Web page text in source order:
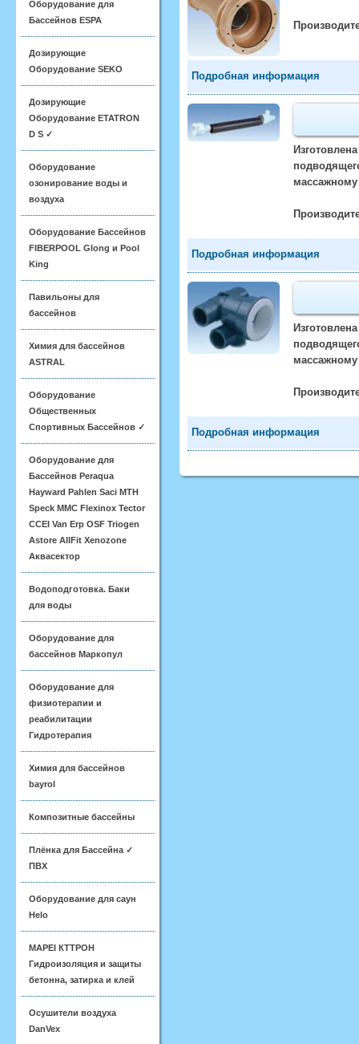
Оборудование для
Бассейнов ESPA
Дозирующие
Оборудование SEKO
Дозирующие
Оборудование ETATRON
D S ✓
Оборудование
озонирование воды и
воздуха
Оборудование Бассейнов
FIBERPOOL Glong и Pool
King
Павильоны для
бассейнов
Химия для бассейнов
ASTRAL
Оборудование
Общественных
Спортивных Бассейнов ✓
Оборудование для
Бассейнов Peraqua
Hayward Pahlen Saci MTH
Speck MMC Flexinox Tector
CCEI Van Erp OSF Triogen
Astore AllFit Xenozone
Аквасектор
Водоподготовка. Баки
для воды
Оборудование для
бассейнов Маркопул
Оборудование для
физиотерапии и
реабилитации
Гидротерапия
Химия для бассейнов
bayrol
Композитные бассейны
Плёнка для Бассейна ✓
ПВХ
Оборудование для саун
Helo
MAPEI КТТРОН
Гидроизоляция и защиты
бетонна, затирка и клей
Осушители воздуха
DanVex
Подробная информация
Подробная информация
массажному
Подробная информация